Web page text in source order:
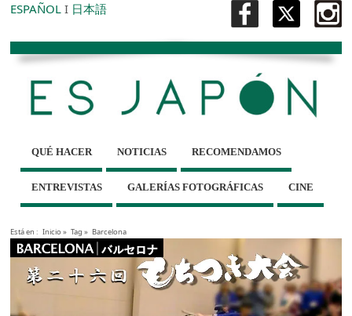
ESPAÑOL I 日本語
QUÉ HACER NOTICIAS RECOMENDAMOS
ENTREVISTAS GALERÍAS FOTOGRÁFICAS CINE
Está en : Inicio» Tag » Barcelona